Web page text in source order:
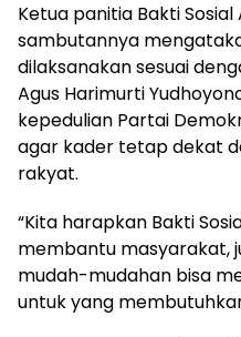
Ketua panitia Bakti
sambutannya
dilaksanakan sesuai
Agus Harimurti
kepedulian Partai
agar kader tetap dekat
rakyat.
“Kita harapkan Bakti
membantu masyarakat,
mudah-mudahan bisa
untuk yang